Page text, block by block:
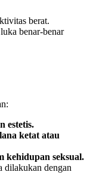
berat.
benar-benar
estetis.
ketat atau
kehidupan seksual.
dilakukan dengan